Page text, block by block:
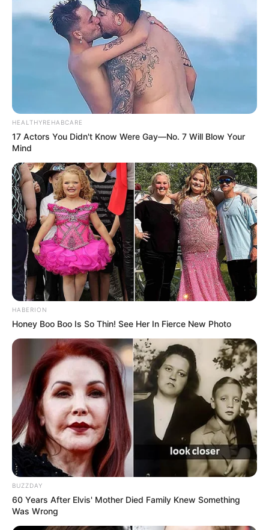
HEALTHYREHABCARE
17 Actors You Didn't Know Were Gay—No. 7 Will Blow Your
Mind
HABERION
Honey Boo Boo Is So Thin! See Her In Fierce New Photo
BUZZDAY
60 Years After Elvis' Mother Died Family Knew Something
Was Wrong